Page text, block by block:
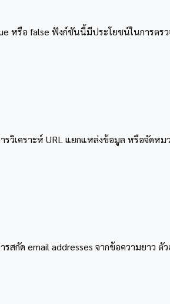
หรือ false ฟังก์ชันนี้มีประโยชน์ในการต
วิเคราะห์ URL แยกแหล่งข้อมูล หรือจัดห
กัด email addresses จากข้อความยาว ตั